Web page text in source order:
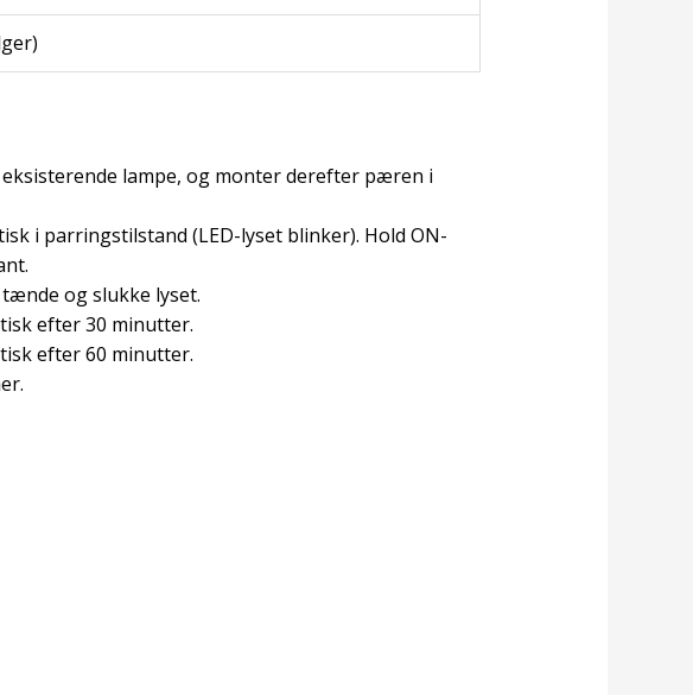
lampe, og monter derefter pæren i
i parringstilstand (LED-lyset blinker). Hold ON-
og slukke lyset.
efter 30 minutter.
efter 60 minutter.